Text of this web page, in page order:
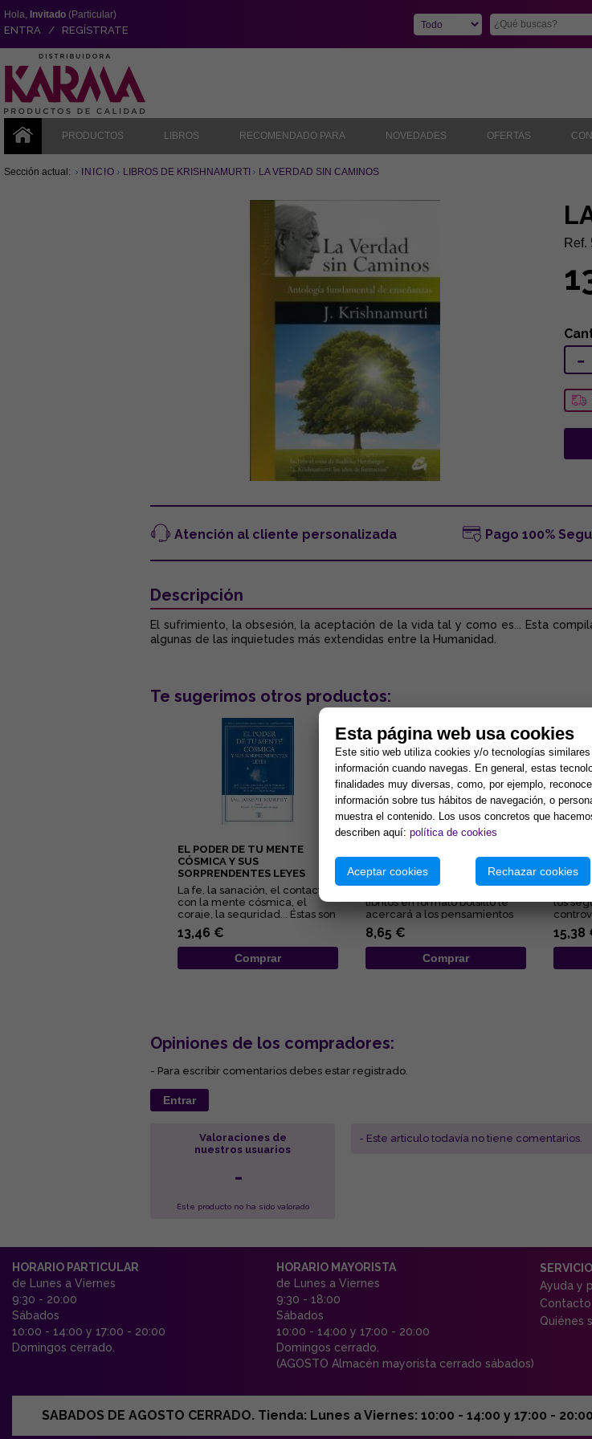
Hola, Invitado (Particular)
ENTRA / REGÍSTRATE
PRODUCTOS LIBROS RECOMENDADO PARA NOVEDADES OFERTAS
Sección actual: INICIO LIBROS DE KRISHNAMURTI LA VERDAD SIN CAMINOS
Ref.
-
Atención al cliente personalizada Pago 100%
Descripción
El sufrimiento, la obsesión, la aceptación de la vida tal y como es... Esta
algunas de las inquietudes más extendidas entre la Humanidad.
Te sugerimos otros productos:
EL PODER DE TU MENTE
CÓSMICA Y SUS
SORPRENDENTES LEYES
La fe, la sanación, el contacto
con la mente cósmica, el
coraje, la seguridad... Éstas son
algunas de las quin...
13,46 €
Comprar
libritos en formato bolsillo te
acercará a los pensamientos
de Elizabeth Clare Pro...
8,65 €
Comprar
los
pues
obses...
15,38
Opiniones de los compradores:
- Para escribir comentarios debes estar registrado.
Entrar
Valoraciones de
nuestros usuarios
-
Este producto no ha sido valorado
- Este articulo todavía no tiene comentarios.
HORARIO PARTICULAR
de Lunes a Viernes
9:30 - 20:00
Sábados
10:00 - 14:00 y 17:00 - 20:00
Domingos cerrado.
HORARIO MAYORISTA
de Lunes a Viernes
9:30 - 18:00
Sábados
10:00 - 14:00 y 17:00 - 20:00
Domingos cerrado.
(AGOSTO Almacén mayorista cerrado sábados)
Ayuda y
Contacto
Quiénes
SABADOS DE AGOSTO CERRADO. Tienda: Lunes a Viernes: 10:00 - 14:00 y 17:00 -
Esta página web usa cookies
Este sitio web utiliza cookies y/o tecnologías
información cuando navegas. En general, estas
finalidades muy diversas, como, por ejemplo,
información sobre tus hábitos de navegación, o
muestra el contenido. Los usos concretos que
describen aquí: política de cookies
Aceptar cookies Rechazar cookies